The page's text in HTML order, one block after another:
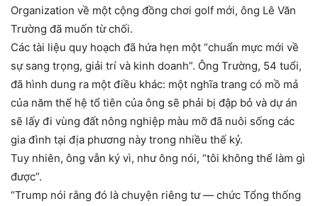
Organization về một cộng đồng chơi golf mới, ông Lê Văn
Trường đã muốn từ chối.
Các tài liệu quy hoạch đã hứa hẹn một “chuẩn mực mới về
sự sang trọng, giải trí và kinh doanh”. Ông Trường, 54 tuổi,
đã hình dung ra một điều khác: một nghĩa trang có mồ mả
của năm thế hệ tổ tiên của ông sẽ phải bị đập bỏ và dự án
sẽ lấy đi vùng đất nông nghiệp màu mỡ đã nuôi sống các
gia đình tại địa phương này trong nhiều thế kỷ.
Tuy nhiên, ông vẫn ký vì, như ông nói, “tôi không thể làm gì
được”.
“Trump nói rằng đó là chuyện riêng tư — chức Tổng thống